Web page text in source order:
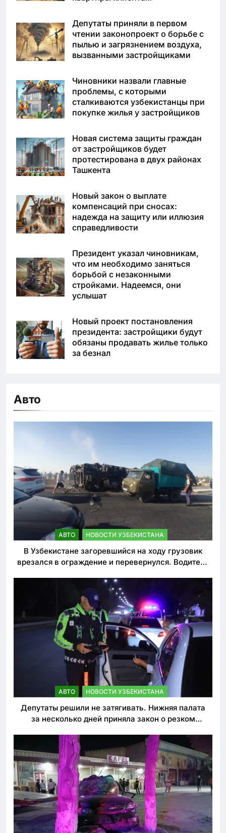
Депутаты приняли в первом
чтении законопроект о борьбе с
пылью и загрязнением воздуха,
вызванными застройщиками
Чиновники назвали главные
проблемы, с которыми
сталкиваются узбекистанцы при
покупке жилья у застройщиков
Новая система защиты граждан
от застройщиков будет
протестирована в двух районах
Ташкента
Новый закон о выплате
компенсаций при сносах:
надежда на защиту или иллюзия
справедливости
Президент указал чиновникам,
что им необходимо заняться
борьбой с незаконными
стройками. Надеемся, они
услышат
Новый проект постановления
президента: застройщики будут
обязаны продавать жилье только
за безнал
Авто
АВТО НОВОСТИ УЗБЕКИСТАНА
В Узбекистане загоревшийся на ходу грузовик
врезался в ограждение и перевернулся. Водитель
АВТО НОВОСТИ УЗБЕКИСТАНА
Депутаты решили не затягивать. Нижняя палата
за несколько дней приняла закон о резком